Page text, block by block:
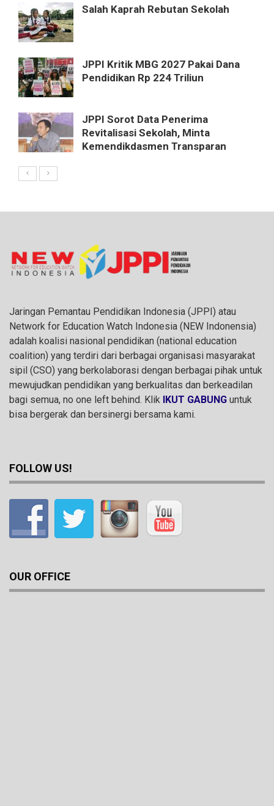
Salah Kaprah Rebutan Sekolah
JPPI Kritik MBG 2027 Pakai Dana
Pendidikan Rp 224 Triliun
JPPI Sorot Data Penerima
Revitalisasi Sekolah, Minta
Kemendikdasmen Transparan
Jaringan Pemantau Pendidikan Indonesia (JPPI) atau
Network for Education Watch Indonesia (NEW Indonensia)
adalah koalisi nasional pendidikan (national education
coalition) yang terdiri dari berbagai organisasi masyarakat
sipil (CSO) yang berkolaborasi dengan berbagai pihak untuk
mewujudkan pendidikan yang berkualitas dan berkeadilan
bagi semua, no one left behind. Klik IKUT GABUNG untuk
bisa bergerak dan bersinergi bersama kami.
FOLLOW US!
OUR OFFICE